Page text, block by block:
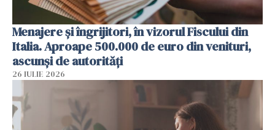
Menajere și îngrijitori, în vizorul Fiscului din
Italia. Aproape 500.000 de euro din venituri,
ascunși de autorități
26 IULIE 2026